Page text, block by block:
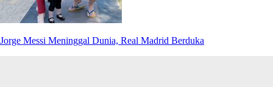
Jorge Messi Meninggal Dunia, Real Madrid Berduka